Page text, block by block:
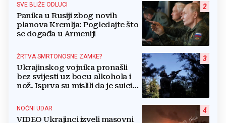
2
SVE BLIŽE ODLUCI
Panika u Rusiji zbog novih
planova Kremlja: Pogledajte što
se događa u Armeniji
3
ŽRTVA SMRTONOSNE ZAMKE?
Ukrajinskog vojnika pronašli
bez svijesti uz bocu alkohola i
nož. Isprva su mislili da je suicid,
4
NOĆNI UDAR
VIDEO Ukrajinci izveli masovni